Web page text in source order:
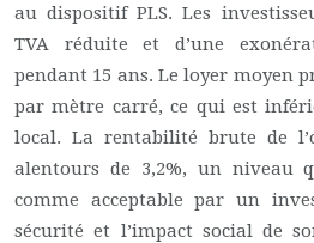
au dispositif PLS. Les
TVA réduite et d’une
pendant 15 ans. Le loyer moyen
par mètre carré, ce qui est
local. La rentabilité brute de
alentours de 3,2%, un niveau
comme acceptable par un
sécurité et l’impact social de